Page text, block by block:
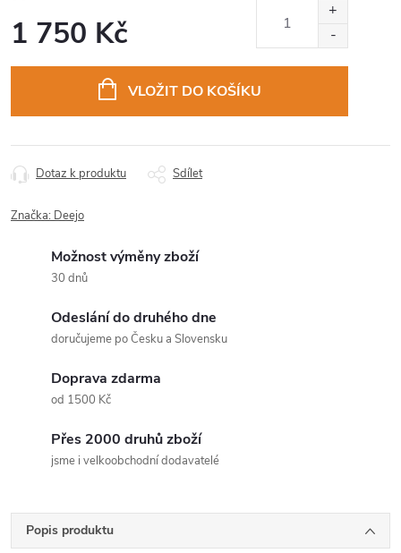
1 750 Kč
VLOŽIT DO KOŠÍKU
Dotaz k produktu Sdílet
Značka: Deejo
Možnost výměny zboží
30 dnů
Odeslání do druhého dne
doručujeme po Česku a Slovensku
Doprava zdarma
od 1500 Kč
Přes 2000 druhů zboží
jsme i velkoobchodní dodavatelé
Popis produktu